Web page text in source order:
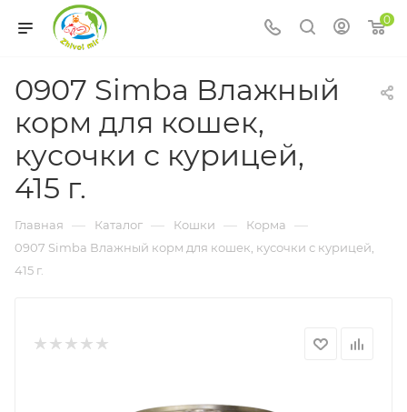
0
0907 Simba Влажный
корм для кошек,
кусочки с курицей,
415 г.
Главная — Каталог — Кошки — Корма —
0907 Simba Влажный корм для кошек, кусочки с курицей,
415 г.